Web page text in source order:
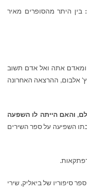
בין היתר מהסופרים מאיר
אתה ואל אדם תשוב
אלבום, ההרצאה האחרונה
והאם הייתה לו השפעה
השפיעה על ספר השירים
ספר סיפוריו של ביאליק, שירי